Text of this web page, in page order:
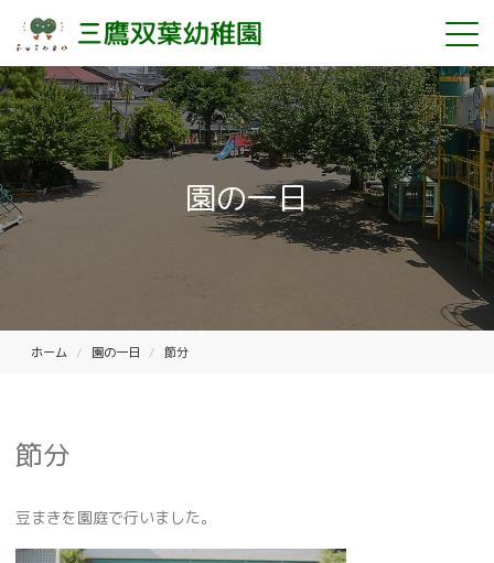
園の一日
ホーム 園の一日 節分
節分
豆まきを園庭で行いました。